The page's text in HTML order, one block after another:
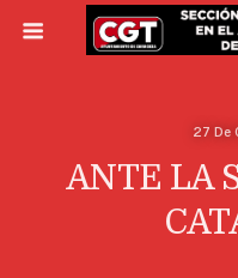
27 De
ANTE LA